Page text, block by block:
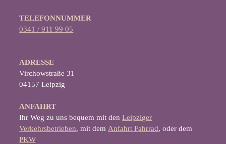
TELEFONNUMMER
0341 / 911 99 05
ADRESSE
‍Virchowstraße 31
04157 Leipzig
ANFAHRT
Ihr Weg zu uns bequem mit denLeipziger
Verkehrsbetrieben, mit dem Anfahrt Fahrrad, oder dem
PKW.